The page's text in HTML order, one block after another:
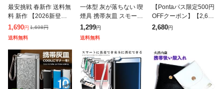
最安挑戦 春新作 送料無
料 新作 【2026新登
場】携帯灰皿 タバコ灰
皿 免弾機能 車用灰皿
灰が落ちない 一体型 灰
飛散防止
1,690円 1,698円
送料無料
一体型 灰が落ちない 喫
煙具 携帯灰皿 スモーク
灰皿 灰が落ちない 車用
灰皿 煙草 点火 電子ラ
イター 持ち運び USB充
電 お
1,299円
送料無料
【Pontaパス限定500円
OFFクーポン】【2,680
円→2,180円】Dom Tep
2,680円